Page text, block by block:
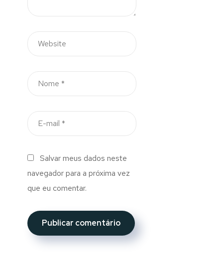
Salvar meus dados neste
navegador para a próxima vez
que eu comentar.